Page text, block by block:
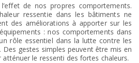
l’effet de nos propres comportements.
ressentie dans les bâtiments ne
des améliorations à apporter sur les
: nos comportements dans
rôle essentiel dans la lutte contre les
gestes simples peuvent être mis en
atténuer le ressenti des fortes chaleurs.